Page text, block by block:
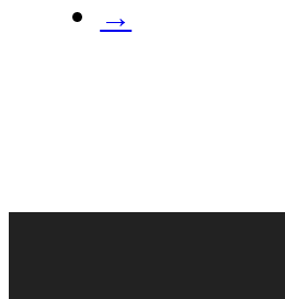
→